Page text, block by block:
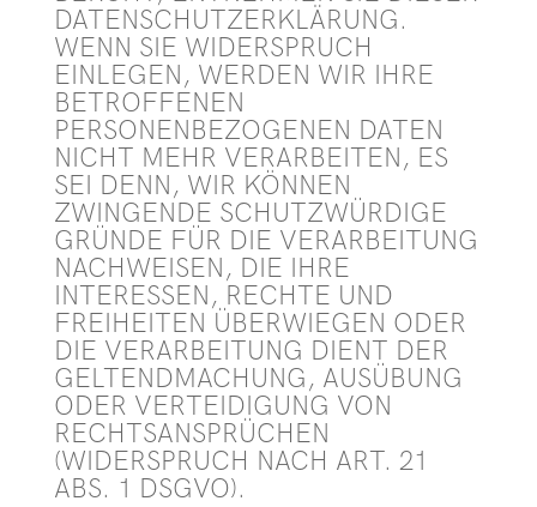
DATENSCHUTZERKLÄRUNG.
WENN SIE WIDERSPRUCH
EINLEGEN, WERDEN WIR IHRE
BETROFFENEN
PERSONENBEZOGENEN DATEN
NICHT MEHR VERARBEITEN, ES
SEI DENN, WIR KÖNNEN
ZWINGENDE SCHUTZWÜRDIGE
GRÜNDE FÜR DIE VERARBEITUNG
NACHWEISEN, DIE IHRE
INTERESSEN, RECHTE UND
FREIHEITEN ÜBERWIEGEN ODER
DIE VERARBEITUNG DIENT DER
GELTENDMACHUNG, AUSÜBUNG
ODER VERTEIDIGUNG VON
RECHTSANSPRÜCHEN
(WIDERSPRUCH NACH ART. 21
ABS. 1 DSGVO).